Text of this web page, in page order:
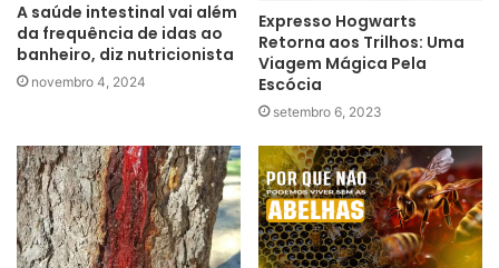
A saúde intestinal vai além
da frequência de idas ao
banheiro, diz nutricionista
novembro 4, 2024
Expresso Hogwarts
Retorna aos Trilhos: Uma
Viagem Mágica Pela
Escócia
setembro 6, 2023